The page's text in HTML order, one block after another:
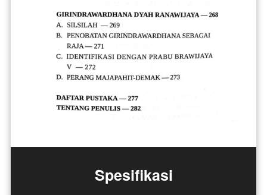
Spesifikasi